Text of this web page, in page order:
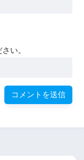
い。